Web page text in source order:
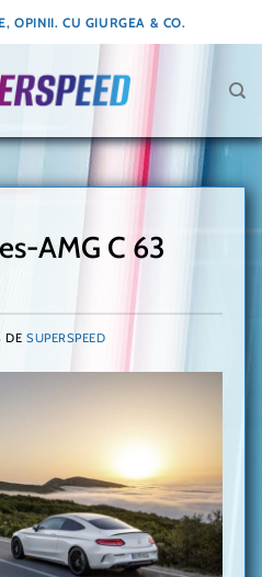
OPINII. CU GIURGEA & CO.
AMG C 63
DE SUPERSPEED